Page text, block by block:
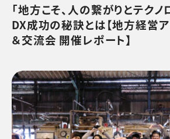
「地方こそ、人の繋がりとテク
DX成功の秘訣とは【地方経営
＆交流会 開催レポート】